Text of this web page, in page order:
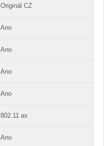
Originál CZ
Ano
Ano
Ano
Ano
802.11 ax
Ano